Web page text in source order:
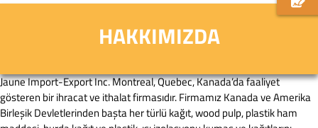
HAKKIMIZDA
Jaune Import-Export Inc. Montreal, Quebec, Kanada’da faaliyet
gösteren bir ihracat ve ithalat firmasıdır. Firmamız Kanada ve Amerika
Birleşik Devletlerinden başta her türlü kağıt, wood pulp, plastik ham